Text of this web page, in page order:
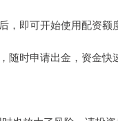
，即可开始使用配资额
时申请出金，资金快